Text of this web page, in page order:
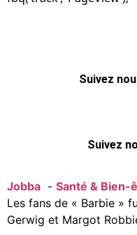
Suivez
Suivez
Jobba
Santé & Bien-
Les fans de « Barbie »
Gerwig et Margot